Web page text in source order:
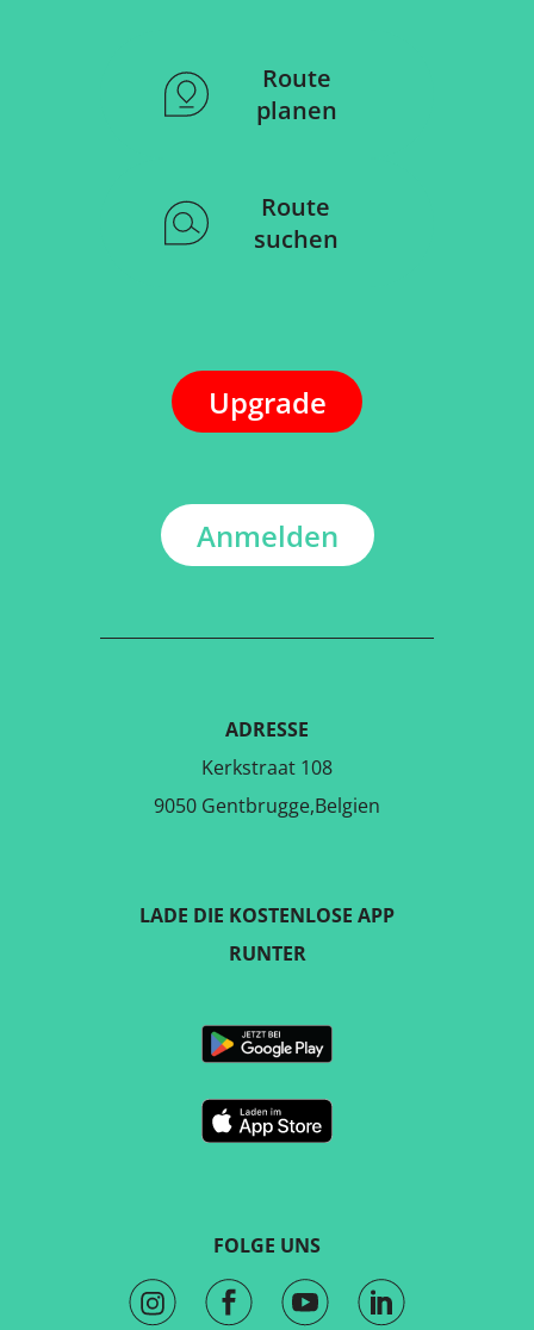
Route
planen
Route
suchen
Upgrade
Anmelden
ADRESSE
Kerkstraat 108
9050 Gentbrugge,Belgien
FOLGE UNS
LADE DIE KOSTENLOSE APP
RUNTER